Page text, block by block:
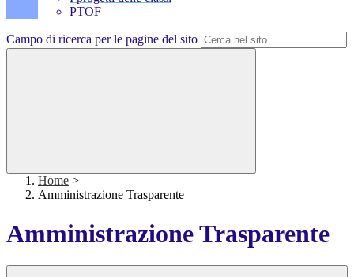
PTOF
Campo di ricerca per le pagine del sito
Home >
Amministrazione Trasparente
Amministrazione Trasparente